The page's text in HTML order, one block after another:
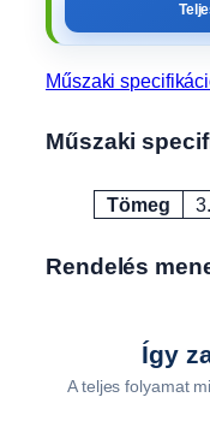
8
0
,
A
Műszaki
Műszaki
Tömeg
Rendelés
Így
A teljes folyamat